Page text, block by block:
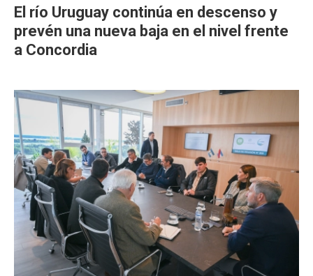
El río Uruguay continúa en descenso y
prevén una nueva baja en el nivel frente
a Concordia